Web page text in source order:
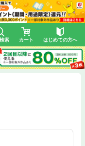
索 カート はじめての方へ